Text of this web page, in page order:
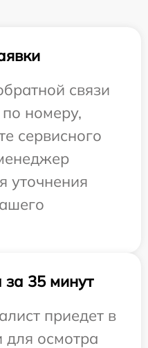
связи
номеру,
сервисного
уточнения
35 минут
приедет в
для осмотра